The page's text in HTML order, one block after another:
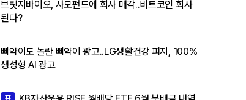
브릿지바이오, 사모펀드에 회사 매각..비트코인 회사
된다?
삐약이도 놀란 삐약이 광고..LG생활건강 피지, 100%
생성형 AI 광고